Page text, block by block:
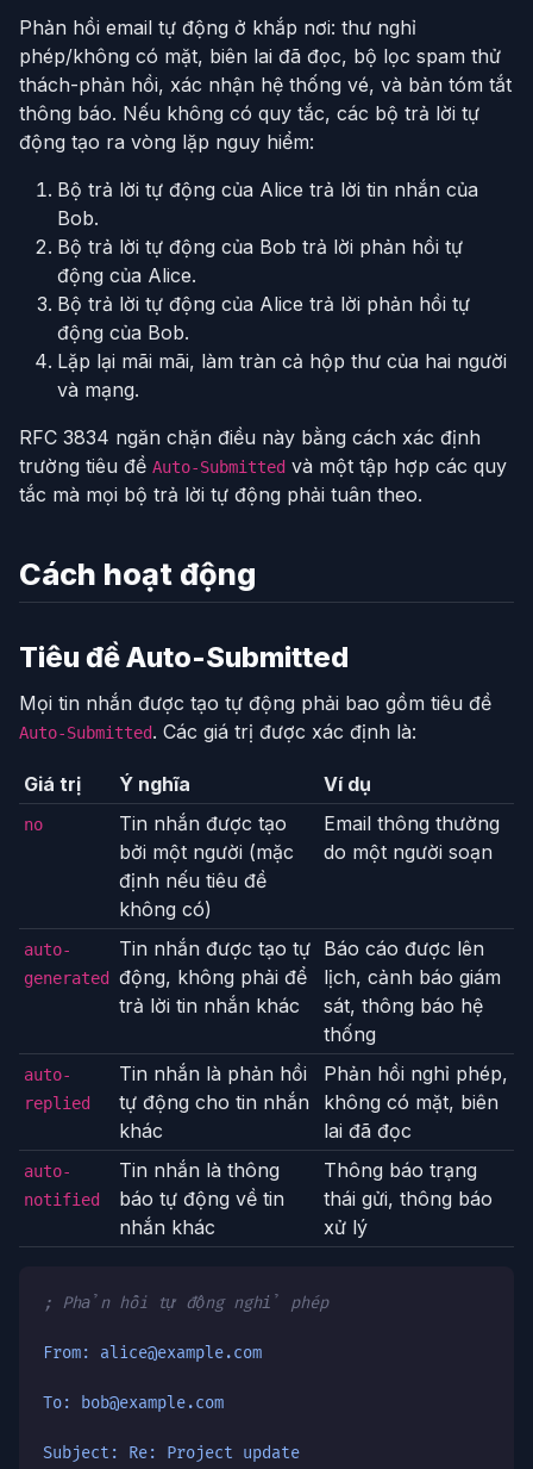
Phản hồi email tự động ở khắp nơi: thư nghỉ
phép/không có mặt, biên lai đã đọc, bộ lọc spam thử
thách-phản hồi, xác nhận hệ thống vé, và bản tóm tắt
thông báo. Nếu không có quy tắc, các bộ trả lời tự
động tạo ra vòng lặp nguy hiểm:
Bộ trả lời tự động của Alice trả lời tin nhắn của
Bob.
Bộ trả lời tự động của Bob trả lời phản hồi tự
động của Alice.
Bộ trả lời tự động của Alice trả lời phản hồi tự
động của Bob.
Lặp lại mãi mãi, làm tràn cả hộp thư của hai người
và mạng.
RFC 3834 ngăn chặn điều này bằng cách xác định
trường tiêu đề Auto-Submitted và một tập hợp các quy
tắc mà mọi bộ trả lời tự động phải tuân theo.
Cách hoạt động
Tiêu đề Auto-Submitted
Mọi tin nhắn được tạo tự động phải bao gồm tiêu đề
Auto-Submitted. Các giá trị được xác định là:
Giá trị Ý nghĩa Ví dụ
no
Tin nhắn được tạo
bởi một người (mặc
định nếu tiêu đề
không có)
Email thông thường
do một người soạn
auto-
generated
Tin nhắn được tạo tự
động, không phải để
trả lời tin nhắn khác
Báo cáo được lên
lịch, cảnh báo giám
sát, thông báo hệ
thống
auto-
replied
Tin nhắn là phản hồi
tự động cho tin nhắn
khác
Phản hồi nghỉ phép,
không có mặt, biên
lai đã đọc
auto-
notified
Tin nhắn là thông
báo tự động về tin
nhắn khác
Thông báo trạng
thái gửi, thông báo
xử lý
; Phản hồi tự động nghỉ phép
From: alice@example.com
To: bob@example.com
Subject: Re: Project update